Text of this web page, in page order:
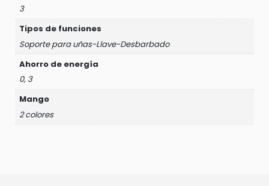
3
Tipos de funciones
Soporte para uñas-Llave-Desbarbado
Ahorro de energía
0, 3
Mango
2 colores